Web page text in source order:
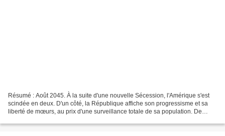
Résumé : Août 2045. À la suite d'une nouvelle Sécession, l'Amérique s'est
scindée en deux. D'un côté, la République affiche son progressisme et sa
liberté de mœurs, au prix d'une surveillance totale de sa population. De